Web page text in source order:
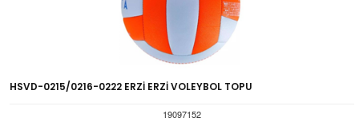
HSVD-0215/0216-0222 ERZİ ERZİ VOLEYBOL TOPU
19097152